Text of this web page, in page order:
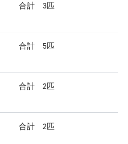
合計 3匹
合計 5匹
合計 2匹
合計 2匹